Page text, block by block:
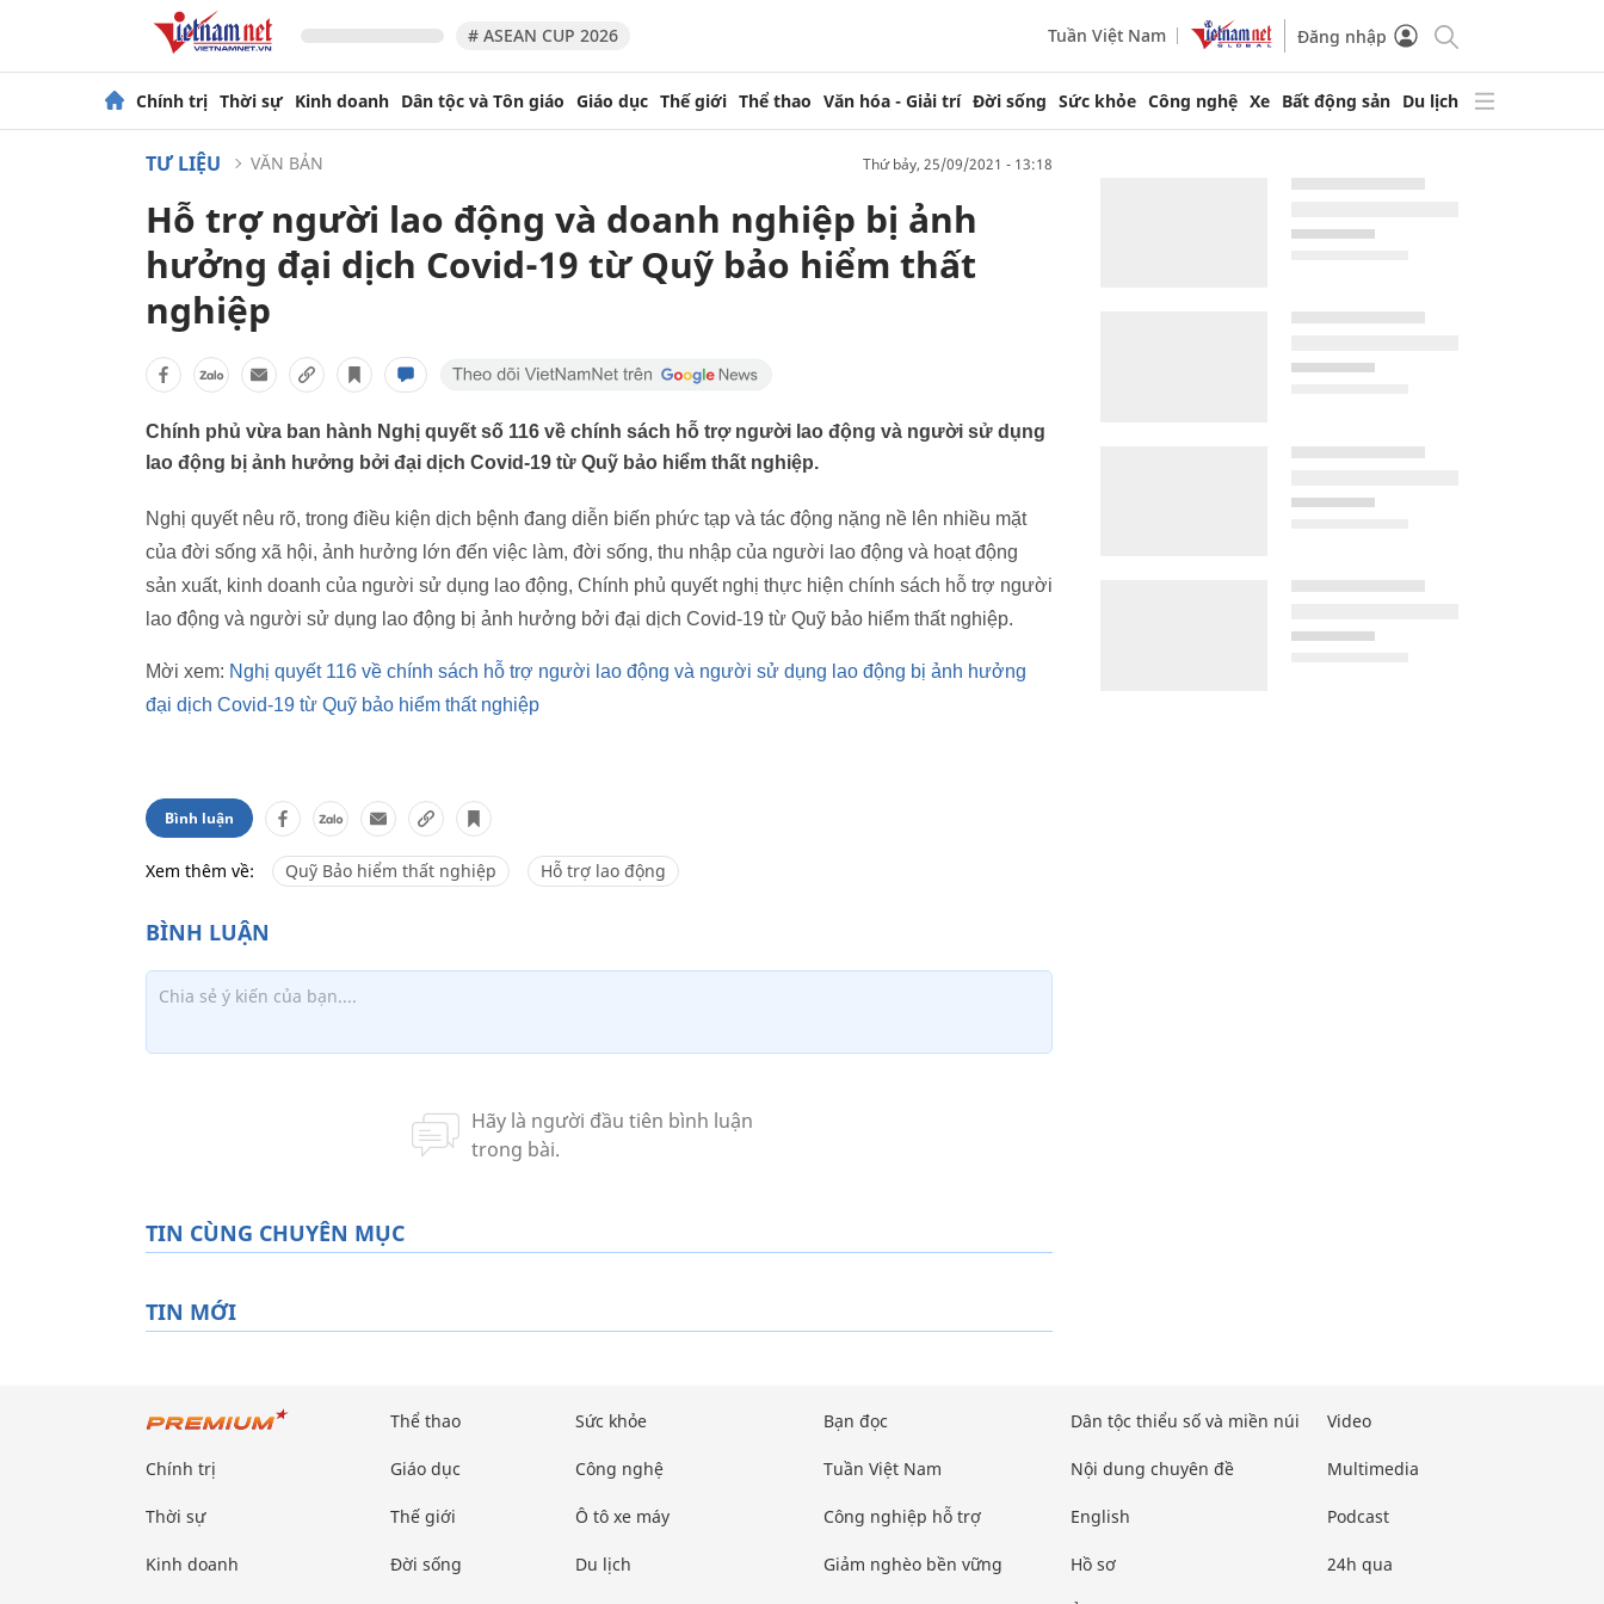
# ASEAN CUP 2026 Tuần Việt Nam Đăng nhập
Chính trị Thời sự Kinh doanh Dân tộc và Tôn giáo Giáo dục Thế giới Thể thao Văn hóa - Giải trí Đời sống Sức khỏe Công nghệ Xe Bất động sản Du lịch
TƯ LIỆU VĂN BẢN thứ bảy, 25/09/2021 - 13:18
Hỗ trợ người lao động và doanh nghiệp bị ảnh
hưởng đại dịch Covid-19 từ Quỹ bảo hiểm thất
nghiệp
Chính phủ vừa ban hành Nghị quyết số 116 về chính sách hỗ trợ người lao động và người sử dụng
lao động bị ảnh hưởng bởi đại dịch Covid-19 từ Quỹ bảo hiểm thất nghiệp.
Nghị quyết nêu rõ, trong điều kiện dịch bệnh đang diễn biến phức tạp và tác động nặng nề lên nhiều mặt
của đời sống xã hội, ảnh hưởng lớn đến việc làm, đời sống, thu nhập của người lao động và hoạt động
sản xuất, kinh doanh của người sử dụng lao động, Chính phủ quyết nghị thực hiện chính sách hỗ trợ người
lao động và người sử dụng lao động bị ảnh hưởng bởi đại dịch Covid-19 từ Quỹ bảo hiểm thất nghiệp.
Mời xem: Nghị quyết 116 về chính sách hỗ trợ người lao động và người sử dụng lao động bị ảnh hưởng
đại dịch Covid-19 từ Quỹ bảo hiểm thất nghiệp
Bình luận
Xem thêm về: Quỹ Bảo hiểm thất nghiệp Hỗ trợ lao động
TIN CÙNG CHUYÊN MỤC
TIN MỚI
Chính trị
Thời sự
Kinh doanh
Thể thao
Giáo dục
Thế giới
Đời sống
Sức khỏe
Công nghệ
Ô tô xe máy
Du lịch
Bạn đọc
Tuần Việt Nam
Công nghiệp hỗ trợ
Giảm nghèo bền vững
Dân tộc thiểu số và miền núi
Nội dung chuyên đề
English
Hồ sơ
Video
Multimedia
Podcast
24h qua